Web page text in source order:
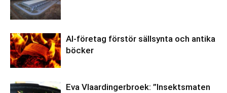
AI-företag förstör sällsynta och antika
böcker
Eva Vlaardingerbroek: ”Insektsmaten